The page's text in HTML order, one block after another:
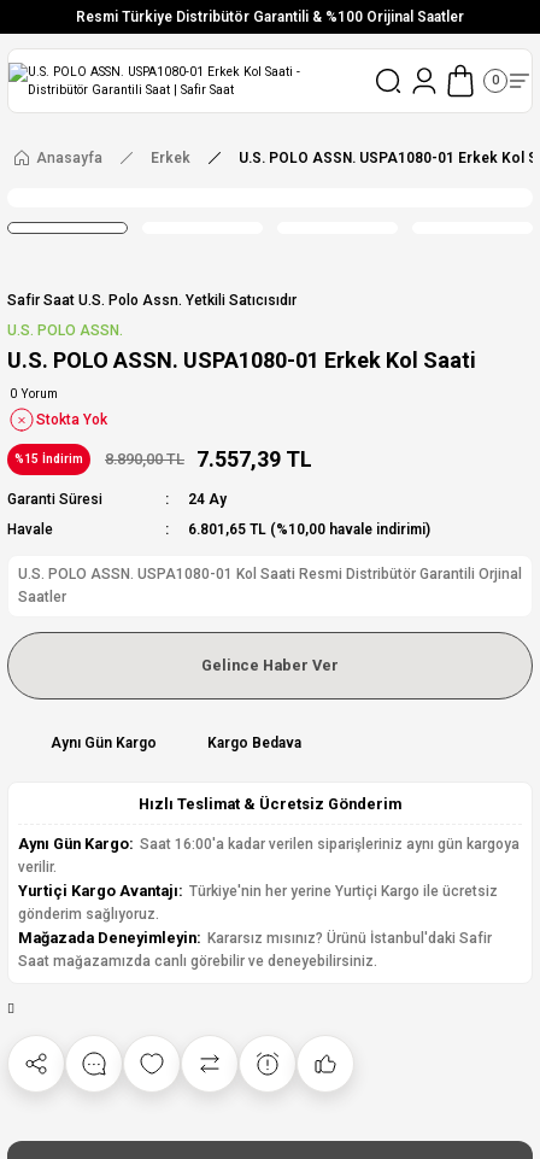
Resmi Türkiye Distribütör Garantili & %100 Orijinal Saatler
Vade Farksız 6 Taksit
Aynı Gün Stoktan Gönderim
Ücretsiz Kargo
0
Anasayfa Erkek U.S. POLO ASSN. USPA1080-01 Erkek Kol
Safir Saat U.s. Polo Assn. Yetkili Satıcısıdır
U.S. POLO ASSN.
U.S. POLO ASSN. USPA1080-01 Erkek Kol Saati
0 Yorum
Stokta Yok
%15 İndirim 8.890,00 TL 7.557,39 TL
Garanti Süresi
24 Ay
Havale
6.801,65 TL (%10,00 havale indirimi)
U.S. POLO ASSN. USPA1080-01 Kol Saati Resmi Distribütör Garantili Orjinal
Saatler
Gelince Haber Ver
Aynı Gün Kargo Kargo Bedava
Hızlı Teslimat & Ücretsiz Gönderim
Aynı Gün Kargo: Saat 16:00'a kadar verilen siparişleriniz aynı gün kargoya
verilir.
Yurtiçi Kargo Avantajı: Türkiye'nin her yerine Yurtiçi Kargo ile ücretsiz
gönderim sağlıyoruz.
Mağazada Deneyimleyin: Kararsız mısınız? Ürünü İstanbul'daki Safir
Saat mağazamızda canlı görebilir ve deneyebilirsiniz.